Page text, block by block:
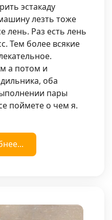
эстакаду
лезть тоже
лень. Раз есть лень
Тем более всякие
а потом и
оба
пары
поймете о чем я.